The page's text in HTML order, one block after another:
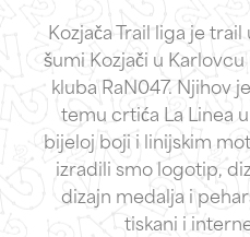
Kozjača Trail liga je
šumi Kozjači u
kluba RaN047. Njihov
temu crtića La Linea
bijeloj boji i linijskim
izradili smo logotip,
dizajn medalja i
tiskani i